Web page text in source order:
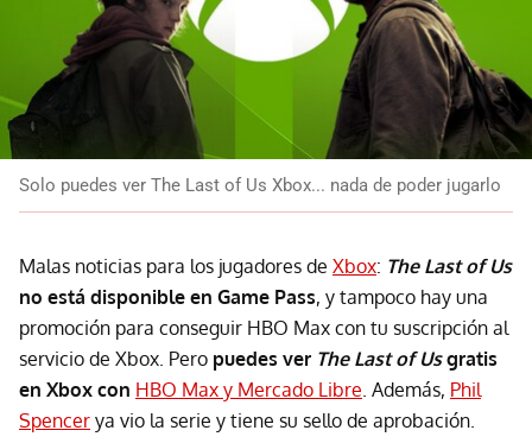
Solo puedes ver The Last of Us Xbox... nada de poder jugarlo
Malas noticias para los jugadores de Xbox: The Last of Us
no está disponible en Game Pass, y tampoco hay una
promoción para conseguir HBO Max con tu suscripción al
servicio de Xbox. Pero puedes ver The Last of Usgratis
en Xbox con HBO Max y Mercado Libre . Además, Phil
Spencer ya vio la serie y tiene su sello de aprobación.